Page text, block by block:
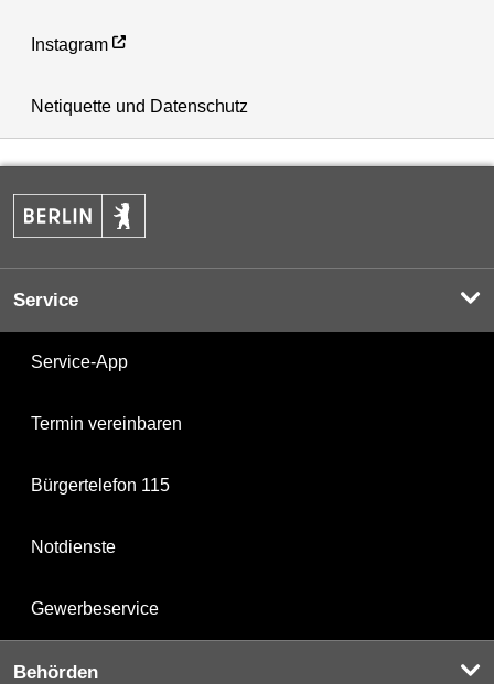
Instagram
Netiquette und Datenschutz
Service
Service-App
Termin vereinbaren
Bürgertelefon 115
Notdienste
Gewerbeservice
Behörden